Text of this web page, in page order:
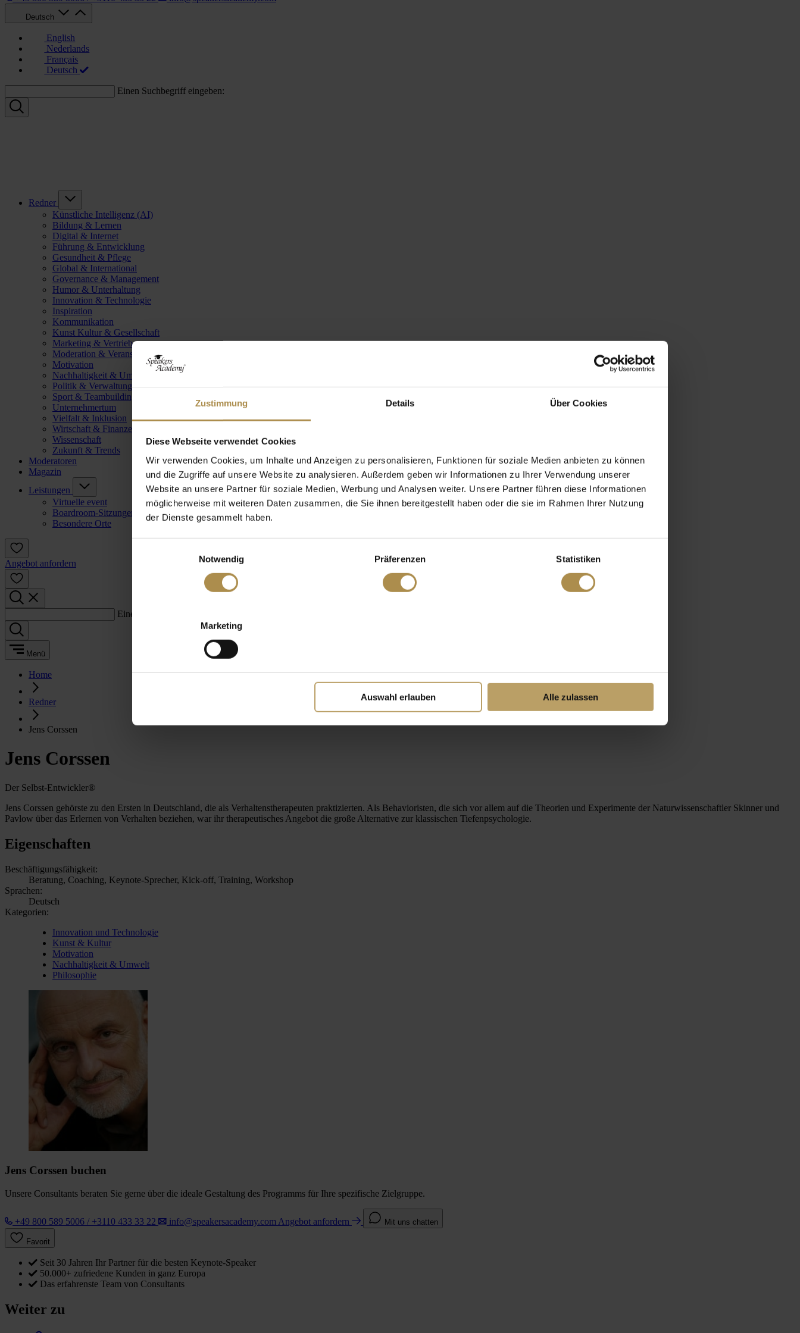
Zustimmung Details Über Cookies
Diese Webseite verwendet Cookies
Wir verwenden Cookies, um Inhalte und Anzeigen zu personalisieren, Funktionen für soziale Medien anbieten zu können
und die Zugriffe auf unsere Website zu analysieren. Außerdem geben wir Informationen zu Ihrer Verwendung unserer
Website an unsere Partner für soziale Medien, Werbung und Analysen weiter. Unsere Partner führen diese Informationen
möglicherweise mit weiteren Daten zusammen, die Sie ihnen bereitgestellt haben oder die sie im Rahmen Ihrer Nutzung
der Dienste gesammelt haben.
Notwendig
Präferenzen Statistiken
Marketing
Auswahl erlauben Alle zulassen
Deutsch
English
Nederlands
Français
Deutsch
Einen Suchbegriff eingeben:
Redner
Künstliche Intelligenz (AI)
Bildung & Lernen
Digital & Internet
Führung & Entwicklung
Gesundheit & Pflege
Global & International
Governance & Management
Humor & Unterhaltung
Innovation & Technologie
Inspiration
Kommunikation
Kunst Kultur & Gesellschaft
Marketing & Vertrieb
Moderation & Veranstaltungsleitung
Motivation
Nachhaltigkeit & Umwelt
Politik & Verwaltung
Sport & Teambuilding
Unternehmertum
Vielfalt & Inklusion
Wirtschaft & Finanzen
Wissenschaft
Zukunft & Trends
Moderatoren
Magazin
Leistungen
Virtuelle event
Boardroom-Sitzungen
Besondere Orte
Angebot anfordern
Einen Suchbegriff eingeben:
Menü
Home
Redner
Jens Corssen
Jens Corssen
Der Selbst-Entwickler®
Jens Corssen gehörste zu den Ersten in Deutschland, die als Verhaltenstherapeuten praktizierten. Als Behavioristen, die sich vor allem auf die Theorien und Experimente der Naturwissenschaftler Skinner und
Pavlow über das Erlernen von Verhalten beziehen, war ihr therapeutisches Angebot die große Alternative zur klassischen Tiefenpsychologie.
Eigenschaften
Beschäftigungsfähigkeit:
Beratung, Coaching, Keynote-Sprecher, Kick-off, Training, Workshop
Sprachen:
Deutsch
Kategorien:
Innovation und Technologie
Kunst & Kultur
Motivation
Nachhaltigkeit & Umwelt
Philosophie
Jens Corssen buchen
Unsere Consultants beraten Sie gerne über die ideale Gestaltung des Programms für Ihre spezifische Zielgruppe.
+49 800 589 5006 / +3110 433 33 22 info@speakersacademy.com Angebot anfordern Mit uns chatten
Favorit
Seit 30 Jahren Ihr Partner für die besten Keynote-Speaker
50.000+ zufriedene Kunden in ganz Europa
Das erfahrenste Team von Consultants
Weiter zu